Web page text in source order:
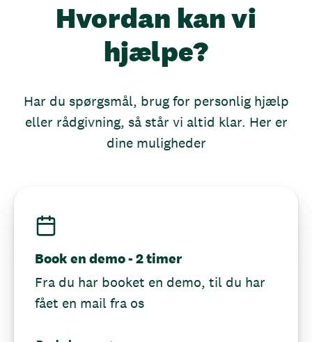
Hvordan kan vi
hjælpe?
Har du spørgsmål, brug for personlig hjælp
eller rådgivning, så står vi altid klar. Her er
dine muligheder
Book en demo - 2 timer
Fra du har booket en demo, til du har
fået en mail fra os